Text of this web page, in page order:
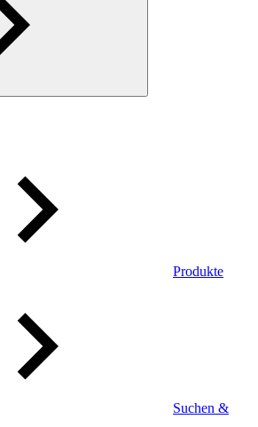
Produkte
Suchen &